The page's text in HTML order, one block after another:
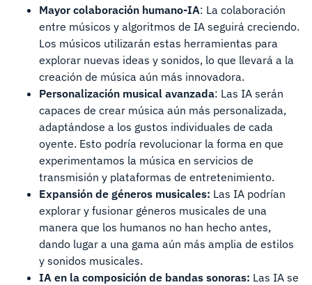
Mayor colaboración humano-IA: La colaboración
entre músicos y algoritmos de IA seguirá creciendo.
Los músicos utilizarán estas herramientas para
explorar nuevas ideas y sonidos, lo que llevará a la
creación de música aún más innovadora.
Personalización musical avanzada: Las IA serán
capaces de crear música aún más personalizada,
adaptándose a los gustos individuales de cada
oyente. Esto podría revolucionar la forma en que
experimentamos la música en servicios de
transmisión y plataformas de entretenimiento.
Expansión de géneros musicales: Las IA podrían
explorar y fusionar géneros musicales de una
manera que los humanos no han hecho antes,
dando lugar a una gama aún más amplia de estilos
y sonidos musicales.
IA en la composición de bandas sonoras: Las IA se